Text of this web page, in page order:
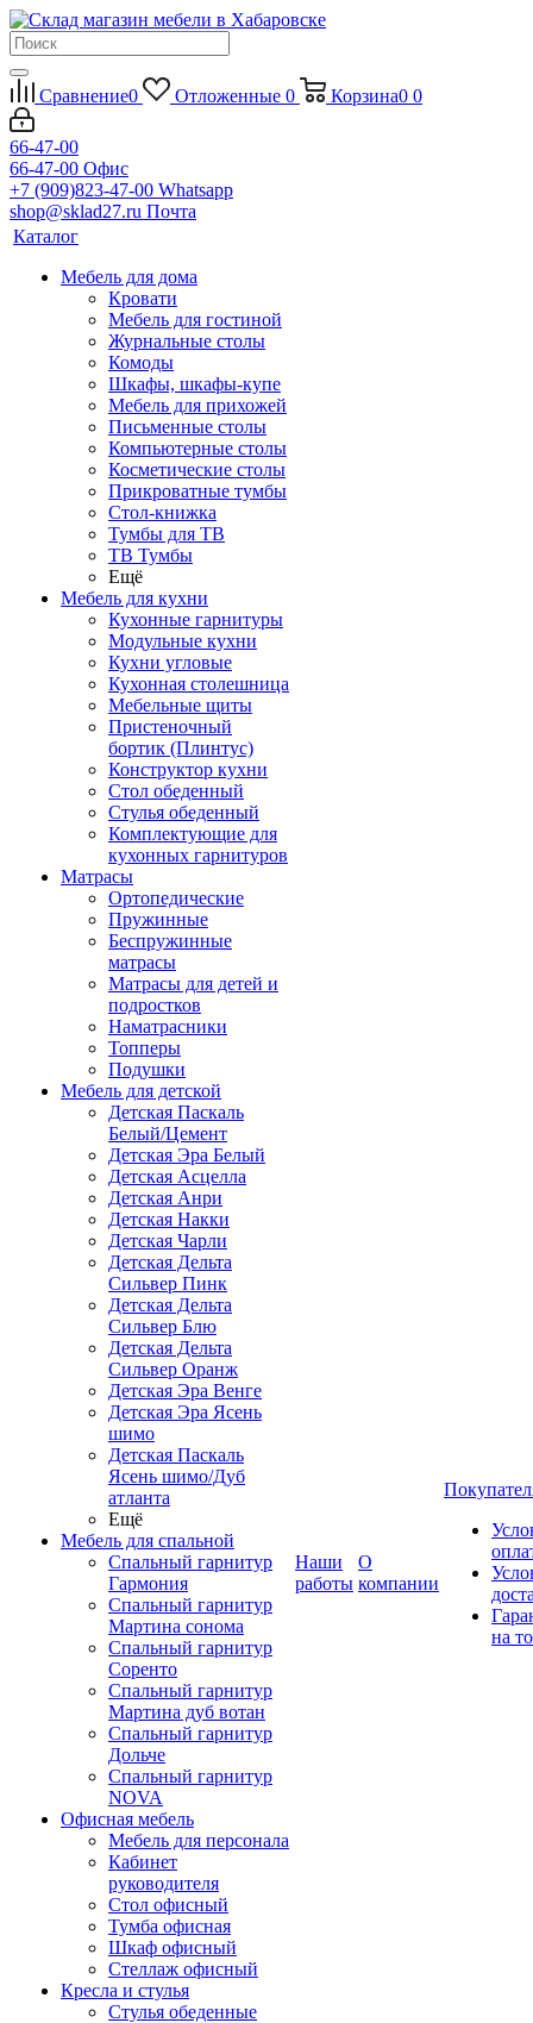
Сравнение0 Отложенные 0 Корзина0 0
66-47-00
66-47-00 Офис
+7 (909)823-47-00 Whatsapp
shop@sklad27.ru Почта
Каталог
Мебель для дома
Кровати
Мебель для гостиной
Журнальные столы
Комоды
Шкафы, шкафы-купе
Мебель для прихожей
Письменные столы
Компьютерные столы
Косметические столы
Прикроватные тумбы
Стол-книжка
Тумбы для ТВ
ТВ Тумбы
Ещё
Мебель для кухни
Кухонные гарнитуры
Модульные кухни
Кухни угловые
Кухонная столешница
Мебельные щиты
Пристеночный
бортик (Плинтус)
Конструктор кухни
Стол обеденный
Стулья обеденный
Комплектующие для
кухонных гарнитуров
Матраcы
Ортопедические
Пружинные
Беспружинные
матрасы
Матрасы для детей и
подростков
Наматрасники
Топперы
Подушки
Мебель для детской
Детская Паскаль
Белый/Цемент
Детская Эра Белый
Детская Асцелла
Детская Анри
Детская Накки
Детская Чарли
Детская Дельта
Сильвер Пинк
Детская Дельта
Сильвер Блю
Детская Дельта
Сильвер Оранж
Детская Эра Венге
Детская Эра Ясень
шимо
Детская Паскаль
Ясень шимо/Дуб
атланта
Ещё
Мебель для спальной
Спальный гарнитур
Гармония
Спальный гарнитур
Мартина сонома
Спальный гарнитур
Соренто
Спальный гарнитур
Мартина дуб вотан
Спальный гарнитур
Дольче
Спальный гарнитур
NOVA
Офисная мебель
Мебель для персонала
Кабинет
руководителя
Стол офисный
Тумба офисная
Шкаф офисный
Стеллаж офисный
Кресла и стулья
Стулья обеденные
Наши
работы
О
компании
на